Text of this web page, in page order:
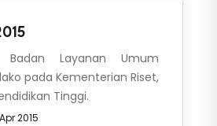
Badan Layanan Umum
pada Kementerian Riset,
Tinggi.
2015